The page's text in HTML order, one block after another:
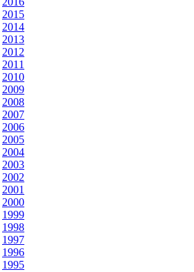
2015
2014
2013
2012
2011
2010
2009
2008
2007
2006
2005
2004
2003
2002
2001
2000
1999
1998
1997
1996
1995